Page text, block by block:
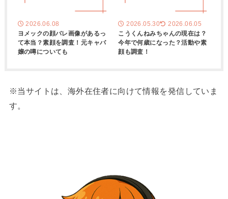
2026.06.08
ヨメックの顔バレ画像があるっ
て本当？素顔を調査！元キャバ
嬢の噂についても
2026.05.30 2026.06.05
こうくんねみちゃんの現在は？
今年で何歳になった？活動や素
顔も調査！
※当サイトは、海外在住者に向けて情報を発信していま
す。